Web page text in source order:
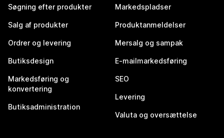
Søgning efter produkter
Salg af produkter
Ordrer og levering
Butiksdesign
Markedsføring og
konvertering
Butiksadministration
Markedspladser
Produktanmeldelser
Mersalg og sampak
E-mailmarkedsføring
SEO
Levering
Valuta og oversættelse